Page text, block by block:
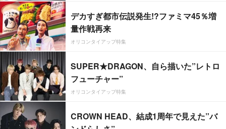
デカすぎ都市伝説発生!?ファミマ45％増
量作戦再来
オリコンタイアップ特集
SUPER★DRAGON、自ら描いた”レトロ
フューチャー”
オリコンタイアップ特集
CROWN HEAD、結成1周年で見えた”バ